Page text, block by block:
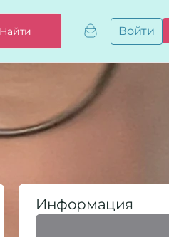
Найти
Добавить,
привязать
бизнес
Мой
бизнес
Войти
Информация